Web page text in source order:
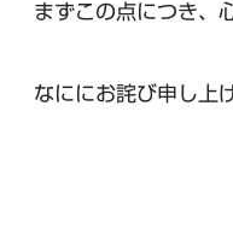
まずこの点につき、
なににお詫び申し上